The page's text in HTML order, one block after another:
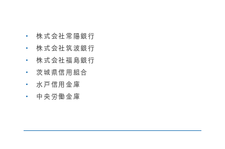
株式会社常陽銀行
株式会社筑波銀行
株式会社福島銀行
茨城県信用組合
水戸信用金庫
中央労働金庫